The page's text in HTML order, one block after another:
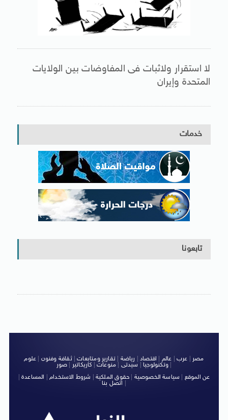
لا استقرار ولاثبات فى المفاوضات بين الولايات
المتحدة وإيران
خدمات
تابعونا
مصر عرب عالم اقتصاد رياضة |تقارير ومتابعات|ثقافة وفنون
علوم
وتكنولوجيا| سيدتى منوعات كاريكاتير صور
|
عن الموقع
سياسة الخصوصية حقوق الملكية شروط الاستخدام| المساعدة|
اتصل بنا